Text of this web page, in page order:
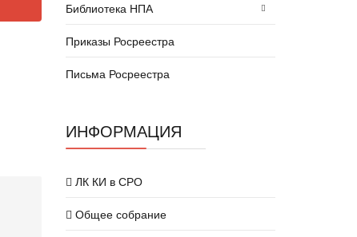
Библиотека НПА
Приказы Росреестра
Письма Росреестра
ИНФОРМАЦИЯ
ЛК КИ в СРО
Общее собрание